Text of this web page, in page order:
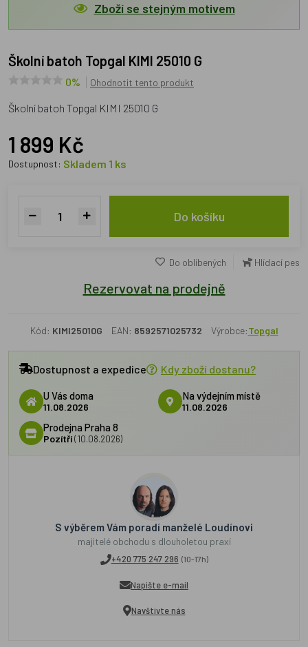
Zboží se stejným motivem
Školní batoh Topgal KIMI 25010 G
0% Ohodnotit tento produkt
Školní batoh Topgal KIMI 25010 G
1 899 Kč
Dostupnost: Skladem 1 ks
Do košíku
Do oblíbených Hlídací pes
Rezervovat na prodejně
Kód: KIMI25010G EAN: 8592571025732 Výrobce:Topgal
Dostupnost a expedice Kdy zboží dostanu?
U Vás doma
11.08.2026
Na výdejním místě
11.08.2026
Prodejna Praha 8
Pozítří(10.08.2026)
S výběrem Vám poradí manželé Loudínovi
majitelé obchodu s dlouholetou praxí
+420 775 247 296 (10-17h)
Napište e-mail
Navštivte nás